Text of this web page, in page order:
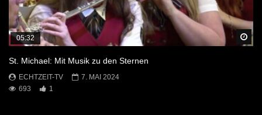
05:32
St. Michael: Mit Musik zu den Sternen
ECHTZEIT-TV
7. MAI 2024
693
1